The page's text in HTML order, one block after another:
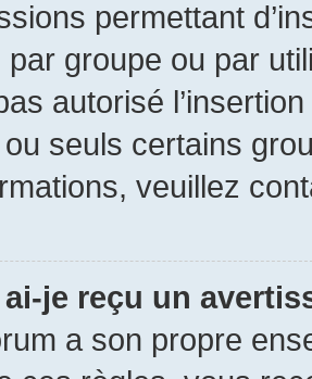
permettant
groupe ou par
autorisé
seuls certains
veuillez
je reçu un
a son propre